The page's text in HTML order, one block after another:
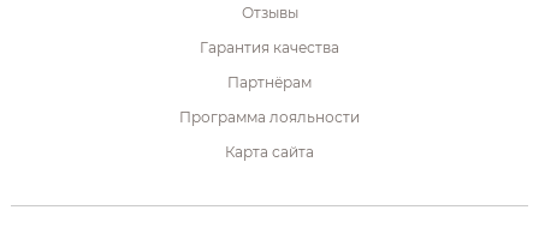
Отзывы
Гарантия качества
Партнёрам
Программа лояльности
Карта сайта